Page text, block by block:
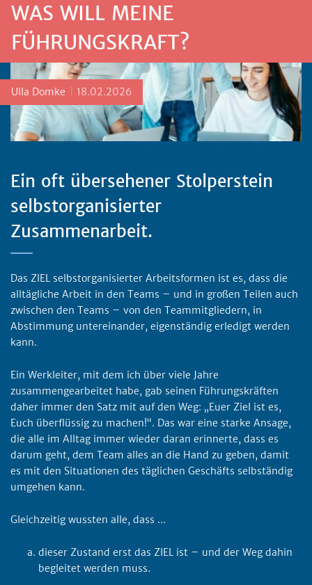
WAS WILL MEINE
FÜHRUNGSKRAFT?
Posted by
Ulla Domke 18.02.2026
Ein oft übersehener Stolperstein
selbstorganisierter
Zusammenarbeit.
Das ZIEL selbstorganisierter Arbeitsformen ist es, dass die
alltägliche Arbeit in den Teams – und in großen Teilen auch
zwischen den Teams – von den Teammitgliedern, in
Abstimmung untereinander, eigenständig erledigt werden
kann.
Ein Werkleiter, mit dem ich über viele Jahre
zusammengearbeitet habe, gab seinen Führungskräften
daher immer den Satz mit auf den Weg: „Euer Ziel ist es,
Euch überflüssig zu machen!“. Das war eine starke Ansage,
die alle im Alltag immer wieder daran erinnerte, dass es
darum geht, dem Team alles an die Hand zu geben, damit
es mit den Situationen des täglichen Geschäfts selbständig
umgehen kann.
Gleichzeitig wussten alle, dass …
dieser Zustand erst das ZIEL ist – und der Weg dahin
begleitet werden muss.